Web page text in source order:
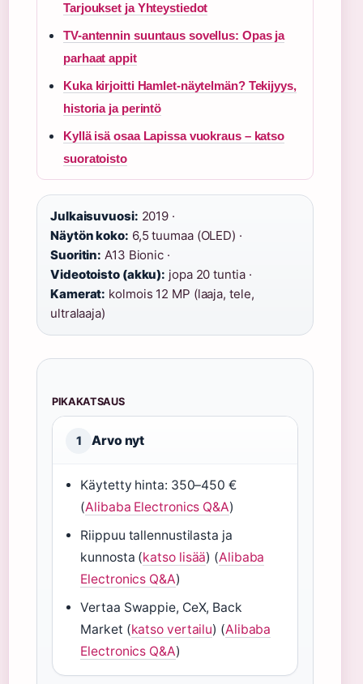
Tarjoukset ja Yhteystiedot
TV-antennin suuntaus sovellus: Opas ja
parhaat appit
Kuka kirjoitti Hamlet-näytelmän? Tekijyys,
historia ja perintö
Kyllä isä osaa Lapissa vuokraus – katso
suoratoisto
Julkaisuvuosi: 2019 ·
Näytön koko: 6,5 tuumaa (OLED) ·
Suoritin: A13 Bionic ·
Videotoisto (akku): jopa 20 tuntia ·
Kamerat: kolmois 12 MP (laaja, tele,
ultralaaja)
PIKAKATSAUS
1 Arvo nyt
Käytetty hinta: 350–450 €
(Alibaba Electronics Q&A)
Riippuu tallennustilasta ja
kunnosta (katso lisää) (Alibaba
Electronics Q&A)
Vertaa Swappie, CeX, Back
Market (katso vertailu) (Alibaba
Electronics Q&A)